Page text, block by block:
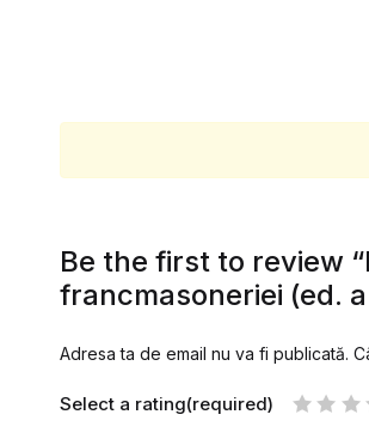
Be the first to review
francmasoneriei (ed.
Adresa ta de email nu va fi publicată.
Select a rating(required)